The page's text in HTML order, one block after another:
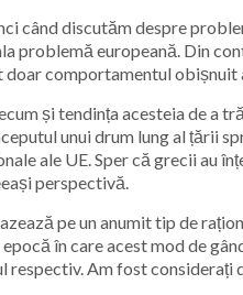
când discutăm despre
problemă europeană. Din
comportamentul
și tendința acesteia de a
unui drum lung al țării
ale UE. Sper că grecii au
perspectivă.
pe un anumit tip de
în care acest mod de
Am fost considerați